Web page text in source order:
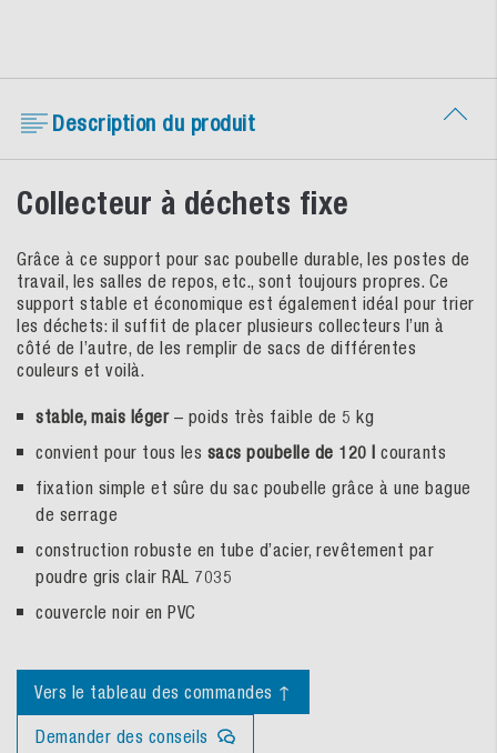
Description du produit
Collecteur à déchets fixe
Grâce à ce support pour sac poubelle durable, les postes de
travail, les salles de repos, etc., sont toujours propres. Ce
support stable et économique est également idéal pour trier
les déchets: il suffit de placer plusieurs collecteurs l’un à
côté de l’autre, de les remplir de sacs de différentes
couleurs et voilà.
stable, mais léger – poids très faible de 5 kg
convient pour tous les sacs poubelle de 120 l courants
fixation simple et sûre du sac poubelle grâce à une bague
de serrage
construction robuste en tube d’acier, revêtement par
poudre gris clair RAL 7035
couvercle noir en PVC
Vers le tableau des commandes ↑
Demander des conseils